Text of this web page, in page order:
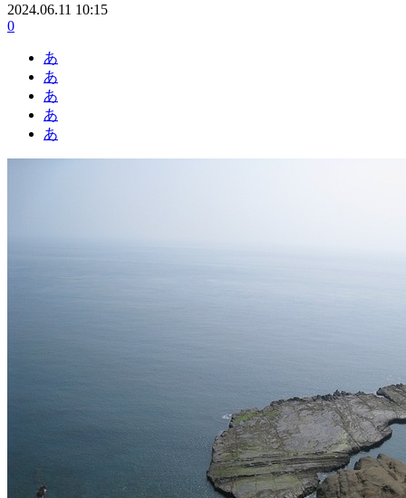
2024.06.11 10:15
0
あ
あ
あ
あ
あ